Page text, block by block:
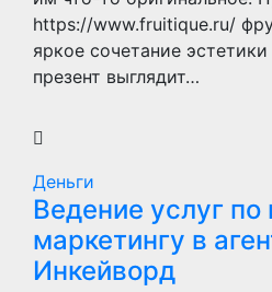
https://www.fruitique.ru/
яркое сочетание
презент выглядит…
Деньги
Ведение услуг по
маркетингу в
Инкейворд